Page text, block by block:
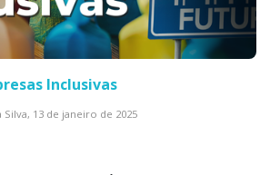
Inclusivas
Silva, 13 de janeiro de 2025